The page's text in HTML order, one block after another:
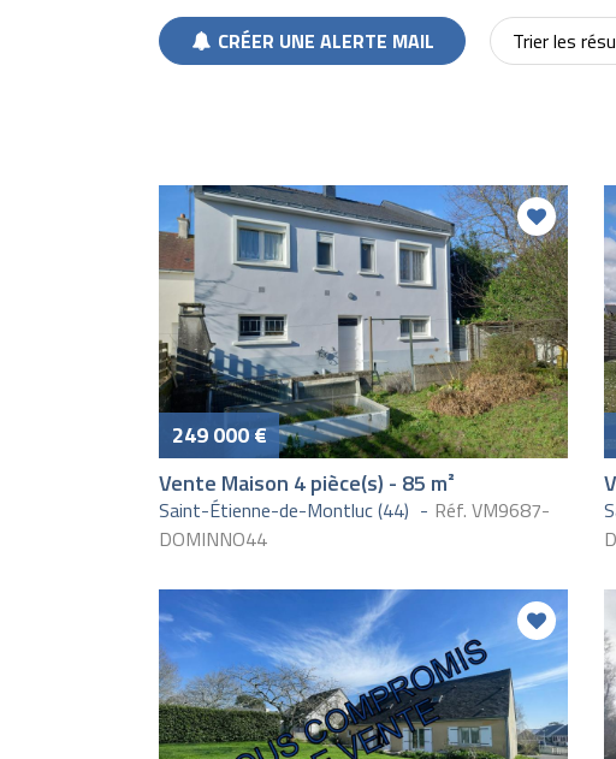
CRÉER UNE ALERTE MAIL Trier les
249 000 €
Vente Maison 4 pièce(s) - 85 m²
Saint-Étienne-de-Montluc (44)
Réf. VM9687-
DOMINNO44